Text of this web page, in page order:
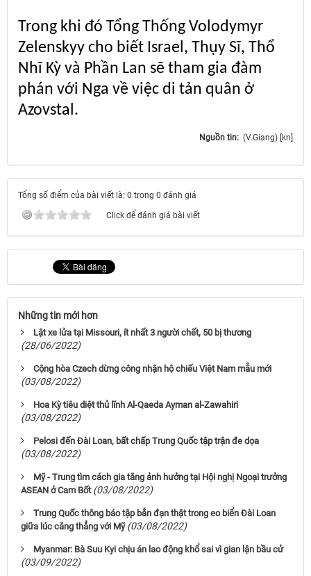
Trong khi đó Tổng Thống Volodymyr
Zelenskyy cho biết Israel, Thụy Sĩ, Thổ
Nhĩ Kỳ và Phần Lan sẽ tham gia đàm
phán với Nga về việc di tản quân ở
Azovstal.
Nguồn tin: (V.Giang) [kn]
Tổng số điểm của bài viết là: 0 trong 0 đánh giá
Click để đánh giá bài viết
Những tin mới hơn
Lật xe lửa tại Missouri, ít nhất 3 người chết, 50 bị thương
(28/06/2022)
Cộng hòa Czech dừng công nhận hộ chiếu Việt Nam mẫu mới
(03/08/2022)
Hoa Kỳ tiêu diệt thủ lĩnh Al-Qaeda Ayman al-Zawahiri
(03/08/2022)
Pelosi đến Đài Loan, bất chấp Trung Quốc tập trận đe dọa
(03/08/2022)
Mỹ - Trung tìm cách gia tăng ảnh hưởng tại Hội nghị Ngoại trưởng
ASEAN ở Cam Bốt (03/08/2022)
Trung Quốc thông báo tập bắn đạn thật trong eo biển Đài Loan
giữa lúc căng thẳng với Mỹ (03/08/2022)
Myanmar: Bà Suu Kyi chịu án lao động khổ sai vì gian lận bầu cử
(03/09/2022)